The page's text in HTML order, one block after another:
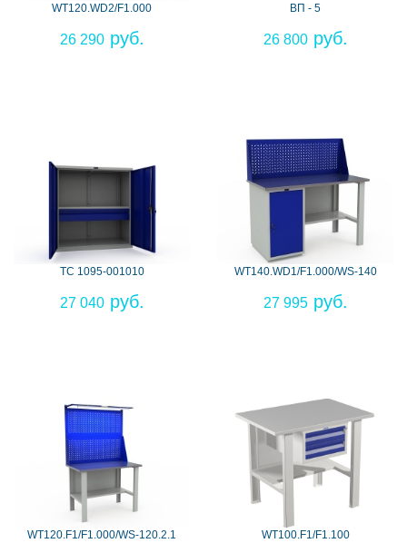
WT120.WD2/F1.000
26 290
ВП - 5
26 800
ТС 1095-001010
27 040
WT140.WD1/F1.000/WS-140
27 995
WT120.F1/F1.000/WS-120.2.1 WT100.F1/F1.100